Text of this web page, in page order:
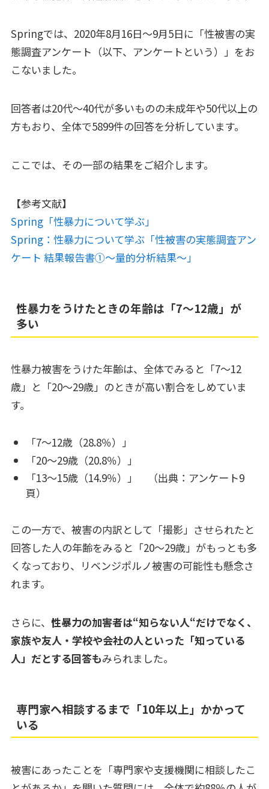
Springでは、2020年8月16日〜9月5日に「性被害の実
態調査アンケート（以下、アンケートという）」をお
こないました。
回答者は20代～40代が多いものの未成年や50代以上の
方もおり、全体で5899件の回答を分析しています。
ここでは、その一部の結果をご紹介します。
【参考文献】
Spring「性暴力について学ぶ」
Spring：性暴力について学ぶ「性被害の実態調査アン
ケート 結果報告書➀～量的分析結果～」
性暴力をうけたときの年齢は「7～12歳」が
多い
性暴力被害をうけた年齢は、全体でみると「7～12
歳」と「20～29歳」のときが高い割合をしめていま
す。
「7～12歳（28.8％）」
「20～29歳（20.8％）」
「13～15歳（14.9％）」 （出典：アンケート9
頁）
この一方で、被害の内訳として「撮影」させられたと
回答した人の年齢をみると「20～29歳」がもっとも多
くなっており、リベンジポルノ被害の可能性も懸念さ
れます。
さらに、 性暴力の加害者は“知らない人“だけでなく、
家族や友人・学校や会社の人といった「知っている
人」だとする回答もみられました。
専門家へ相談するまで「10年以上」かかって
いる
被害にあったことを「専門家や支援機関に相談したこ